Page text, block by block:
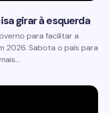
girar à esquerda
para facilitar a
2026. Sabota o país para